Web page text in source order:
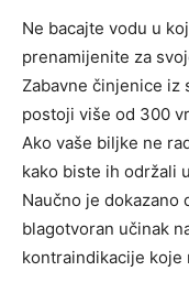
Ne bacajte vodu u
prenamijenite za
Zabavne činjenice iz
postoji više od 300
Ako vaše biljke ne
kako biste ih održali
Naučno je dokazano
blagotvoran učinak
kontraindikacije